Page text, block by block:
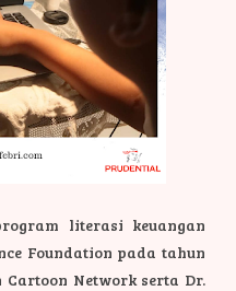
literasi keuangan
Foundation pada tahun
Cartoon Network serta Dr.